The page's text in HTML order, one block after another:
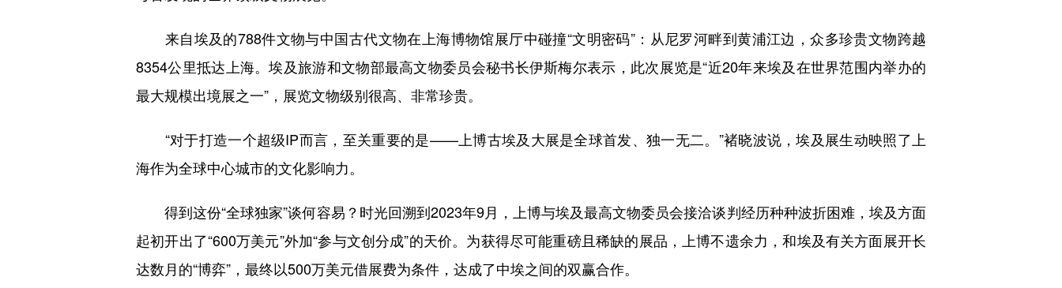
来自埃及的788件文物与中国古代文物在上海博物馆展厅中碰撞“文明密码”：从尼罗河畔到黄浦江边，众多珍贵文物跨越
8354公里抵达上海。埃及旅游和文物部最高文物委员会秘书长伊斯梅尔表示，此次展览是“近20年来埃及在世界范围内举办的
最大规模出境展之一”，展览文物级别很高、非常珍贵。
“对于打造一个超级IP而言，至关重要的是——上博古埃及大展是全球首发、独一无二。”褚晓波说，埃及展生动映照了上
海作为全球中心城市的文化影响力。
得到这份“全球独家”谈何容易？时光回溯到2023年9月，上博与埃及最高文物委员会接洽谈判经历种种波折困难，埃及方面
起初开出了“600万美元”外加“参与文创分成”的天价。为获得尽可能重磅且稀缺的展品，上博不遗余力，和埃及有关方面展开长
达数月的“博弈”，最终以500万美元借展费为条件，达成了中埃之间的双赢合作。